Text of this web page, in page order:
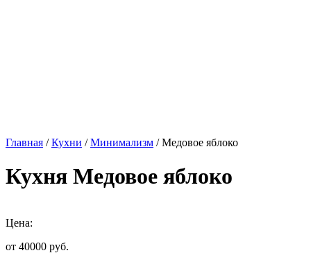
Главная /Кухни /Минимализм / Медовое яблоко
Кухня Медовое яблоко
Цена:
от 40000 руб.